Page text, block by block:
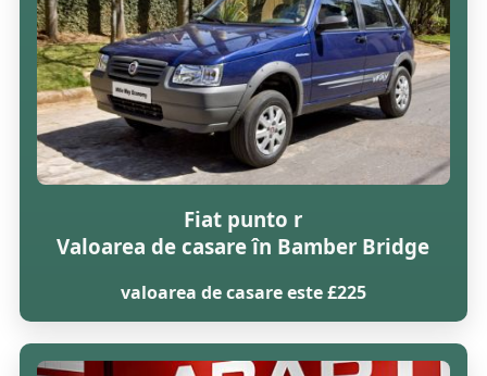
Fiat punto r
Valoarea de casare în Bamber Bridge
valoarea de casare este £225